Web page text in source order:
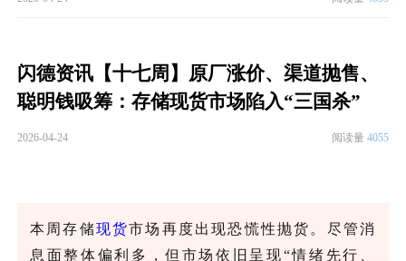
闪德资讯【十七周】原厂涨价、渠道抛售、
聪明钱吸筹：存储现货市场陷入“三国杀”
2026-04-24 阅读量 4055
本周存储现货市场再度出现恐慌性抛货。尽管消
息面整体偏利多，但市场依旧呈现“情绪先行、